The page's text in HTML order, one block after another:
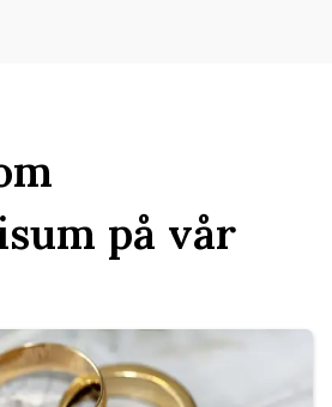
på vår